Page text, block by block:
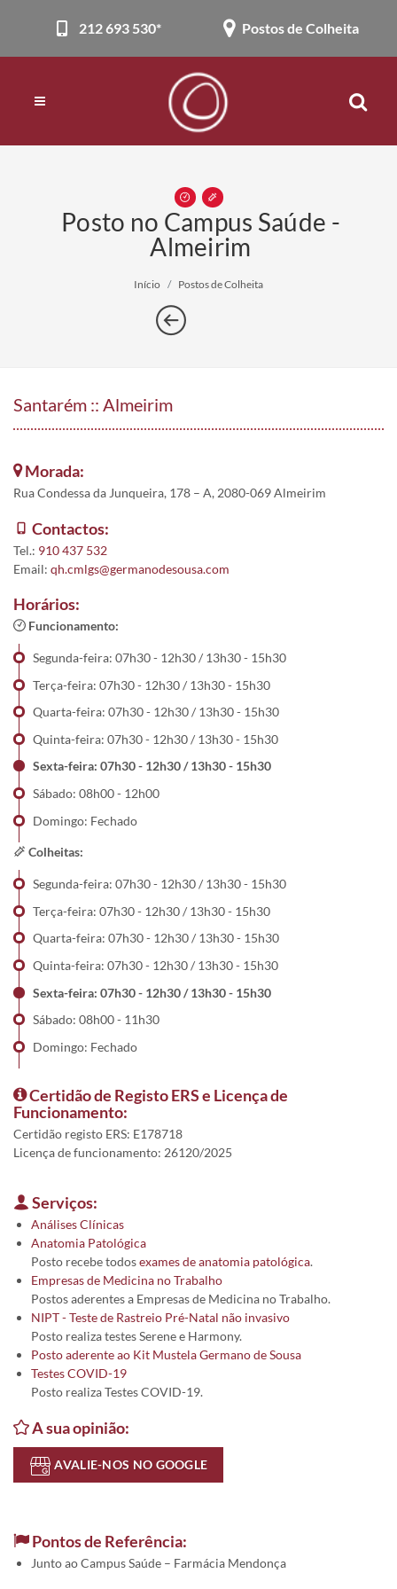
212 693 530* Postos de Colheita
Posto no Campus Saúde -
Almeirim
Início Postos de Colheita
Santarém :: Almeirim
Morada:
Rua Condessa da Junqueira, 178 – A, 2080-069 Almeirim
Contactos:
Tel.: 910 437 532
Email: qh.cmlgs@germanodesousa.com
Horários:
Funcionamento:
Segunda-feira: 07h30 - 12h30 / 13h30 - 15h30
Terça-feira: 07h30 - 12h30 / 13h30 - 15h30
Quarta-feira: 07h30 - 12h30 / 13h30 - 15h30
Quinta-feira: 07h30 - 12h30 / 13h30 - 15h30
Sexta-feira: 07h30 - 12h30 / 13h30 - 15h30
Sábado: 08h00 - 12h00
Domingo: Fechado
Colheitas:
Segunda-feira: 07h30 - 12h30 / 13h30 - 15h30
Terça-feira: 07h30 - 12h30 / 13h30 - 15h30
Quarta-feira: 07h30 - 12h30 / 13h30 - 15h30
Quinta-feira: 07h30 - 12h30 / 13h30 - 15h30
Sexta-feira: 07h30 - 12h30 / 13h30 - 15h30
Sábado: 08h00 - 11h30
Domingo: Fechado
Certidão de Registo ERS e Licença de
Funcionamento:
Certidão registo ERS: E178718
Licença de funcionamento: 26120/2025
Serviços:
Análises Clínicas
Anatomia Patológica
Posto recebe todosexames de anatomia patológica.
Empresas de Medicina no Trabalho
Postos aderentes a Empresas de Medicina no Trabalho.
NIPT - Teste de Rastreio Pré-Natal não invasivo
Posto realiza testes Serene e Harmony.
Posto aderente ao Kit Mustela Germano de Sousa
Testes COVID-19
Posto realiza Testes COVID-19.
A sua opinião:
AVALIE-NOS NO GOOGLE
Pontos de Referência:
Junto ao Campus Saúde – Farmácia Mendonça